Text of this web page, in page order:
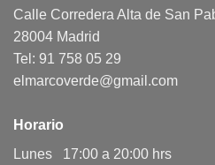
Calle Corredera Alta de San
28004 Madrid
Tel: 91 758 05 29
elmarcoverde@gmail.com
Horario
Lunes 17:00 a 20:00 hrs